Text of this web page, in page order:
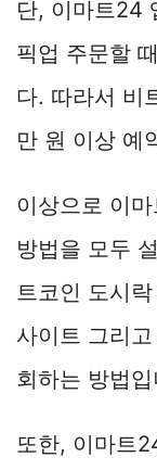
단, 이마트24
픽업 주문할
다. 따라서 비
만 원 이상 예
이상으로 이
방법을 모두
트코인 도시
사이트 그리
회하는 방법입
또한, 이마트